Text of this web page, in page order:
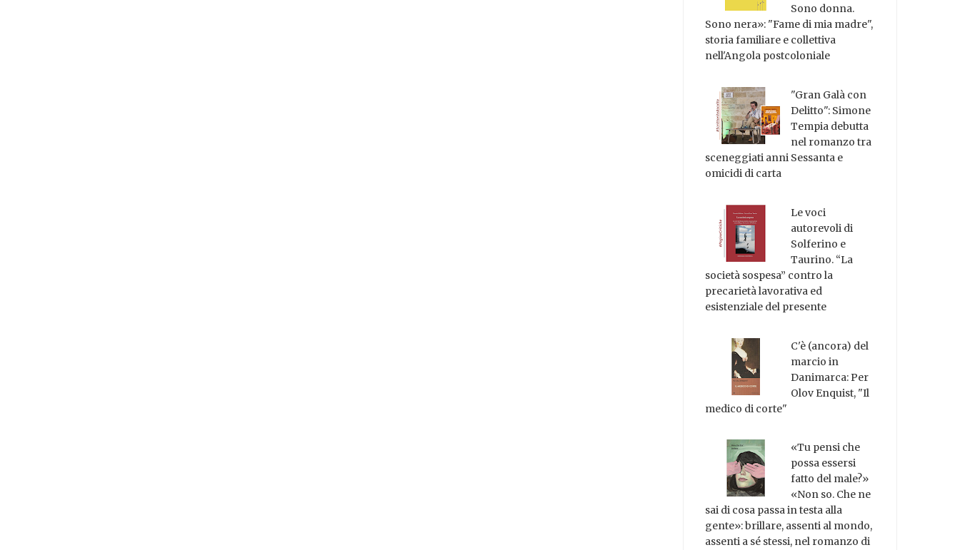
Sono donna.
Sono nera»: "Fame di mia madre",
storia familiare e collettiva
nell'Angola postcoloniale
"Gran Galà con
Delitto": Simone
Tempia debutta
nel romanzo tra
sceneggiati anni Sessanta e
omicidi di carta
Le voci
autorevoli di
Solferino e
Taurino. “La
società sospesa” contro la
precarietà lavorativa ed
esistenziale del presente
C'è (ancora) del
marcio in
Danimarca: Per
Olov Enquist, "Il
medico di corte"
«Tu pensi che
possa essersi
fatto del male?»
«Non so. Che ne
sai di cosa passa in testa alla
gente»: brillare, assenti al mondo,
assenti a sé stessi, nel romanzo di